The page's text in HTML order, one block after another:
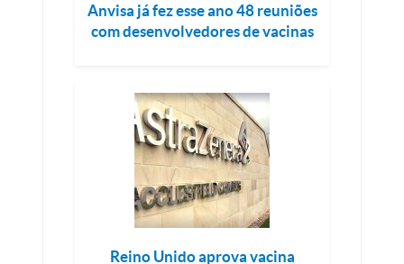
Anvisa já fez esse ano 48 reuniões
com desenvolvedores de vacinas
Reino Unido aprova vacina